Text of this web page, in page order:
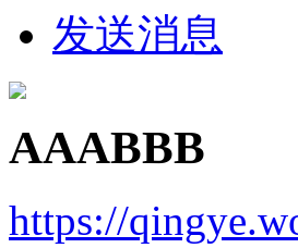
发送消息
AAABBB
https://